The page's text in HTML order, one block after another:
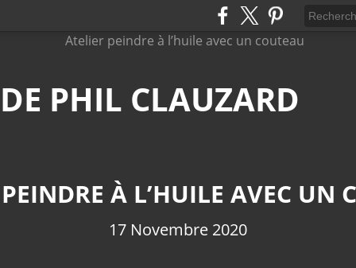
PHIL CLAUZARD
À L’HUILE AVEC UN
17 Novembre 2020